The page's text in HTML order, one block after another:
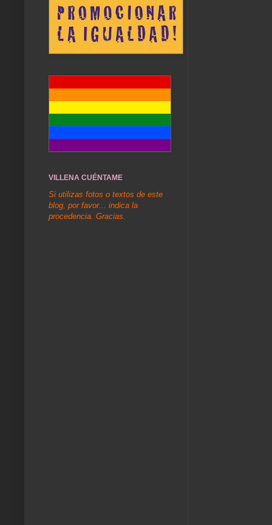
VILLENA CUÉNTAME
Si utilizas fotos o textos de este
blog, por favor... indica la
procedencia. Gracias.